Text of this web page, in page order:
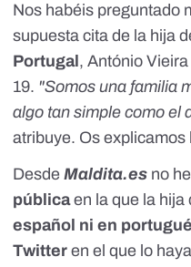
Nos habéis preguntado
supuesta cita de la hija
Portugal , António
19. "Somos una familia
algo tan simple como el
atribuye. Os explicamos
DesdeMaldita.es no
públicaen la que la hija
español ni en
Twitter en el que lo